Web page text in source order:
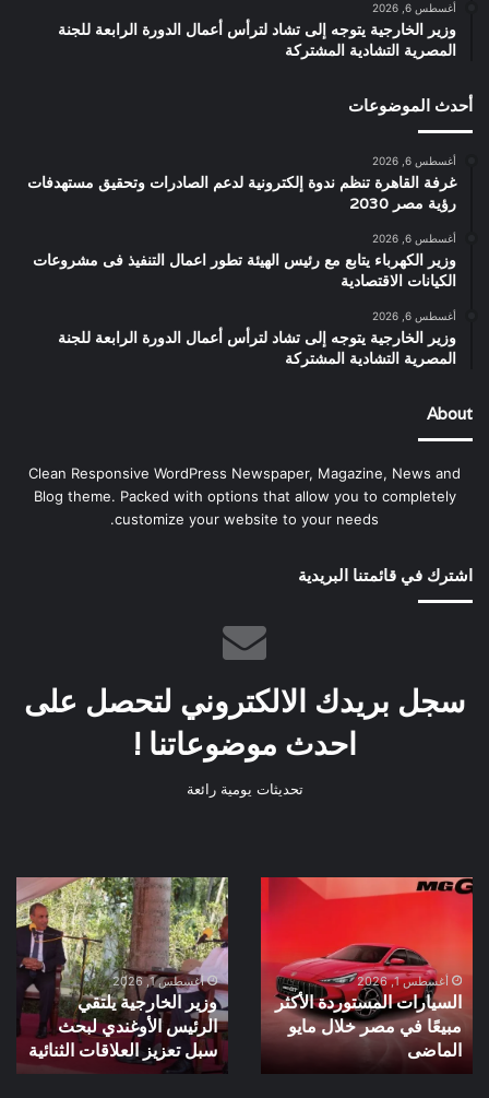
أغسطس 6, 2026
وزير الخارجية يتوجه إلى تشاد لترأس أعمال الدورة الرابعة للجنة
المصرية التشادية المشتركة
أحدث الموضوعات
أغسطس 6, 2026
غرفة القاهرة تنظم ندوة إلكترونية لدعم الصادرات وتحقيق مستهدفات
رؤية مصر 2030
أغسطس 6, 2026
وزير الكهرباء يتابع مع رئيس الهيئة تطور اعمال التنفيذ فى مشروعات
الكيانات الاقتصادية
أغسطس 6, 2026
وزير الخارجية يتوجه إلى تشاد لترأس أعمال الدورة الرابعة للجنة
المصرية التشادية المشتركة
About
Clean Responsive WordPress Newspaper, Magazine, News and
Blog theme. Packed with options that allow you to completely
customize your website to your needs.
اشترك في قائمتنا البريدية
سجل بريدك الالكتروني لتحصل على
احدث موضوعاتنا !
تحديثات يومية رائعة
السيارات
في
مصر
خلال
مايو
الماضى
أغسطس 1, 2026
السيارات المستوردة الأكثر
مبيعًا في مصر خلال مايو
الماضى
وزير
الخارجية
يلتقي
الرئيس
الأوغندي
لبحث
سبل
تعزيز
العلاقات
أغسطس 1, 2026
وزير الخارجية يلتقي
الرئيس الأوغندي لبحث
سبل تعزيز العلاقات الثنائية